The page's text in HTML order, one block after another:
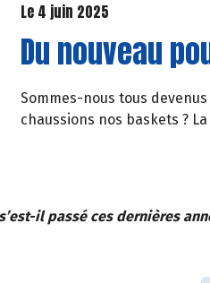
Le 4 juin 2025
Du nouveau
Sommes-nous tous
chaussions nos baskets ?
il passé ces dernières